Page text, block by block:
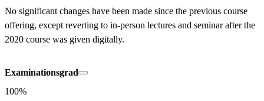
No significant changes have been made since the previous course
offering, except reverting to in-person lectures and seminar after the
2020 course was given digitally.
Examinationsgrad
100%